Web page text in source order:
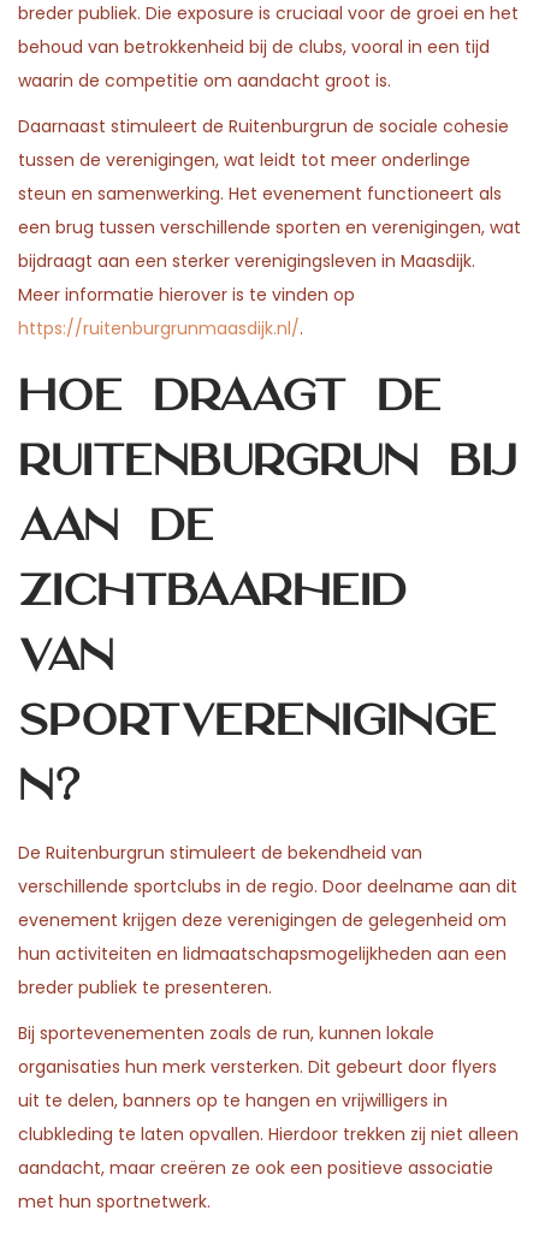
breder publiek. Die exposure is cruciaal voor de groei en het
behoud van betrokkenheid bij de clubs, vooral in een tijd
waarin de competitie om aandacht groot is.
Daarnaast stimuleert de Ruitenburgrun de sociale cohesie
tussen de verenigingen, wat leidt tot meer onderlinge
steun en samenwerking. Het evenement functioneert als
een brug tussen verschillende sporten en verenigingen, wat
bijdraagt aan een sterker verenigingsleven in Maasdijk.
Meer informatie hierover is te vinden op
https://ruitenburgrunmaasdijk.nl/.
Hoe draagt de
Ruitenburgrun bij
aan de
zichtbaarheid
van
sportvereniginge
n?
De Ruitenburgrun stimuleert de bekendheid van
verschillende sportclubs in de regio. Door deelname aan dit
evenement krijgen deze verenigingen de gelegenheid om
hun activiteiten en lidmaatschapsmogelijkheden aan een
breder publiek te presenteren.
Bij sportevenementen zoals de run, kunnen lokale
organisaties hun merk versterken. Dit gebeurt door flyers
uit te delen, banners op te hangen en vrijwilligers in
clubkleding te laten opvallen. Hierdoor trekken zij niet alleen
aandacht, maar creëren ze ook een positieve associatie
met hun sportnetwerk.